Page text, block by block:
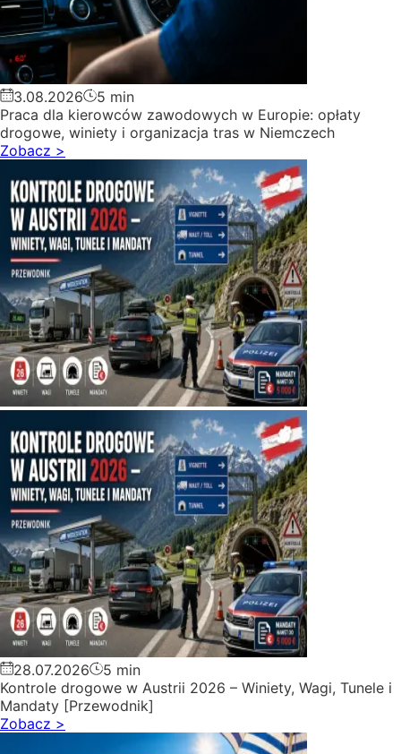
3.08.2026
5 min
Praca dla kierowców zawodowych w Europie: opłaty
drogowe, winiety i organizacja tras w Niemczech
Zobacz >
28.07.2026
5 min
Kontrole drogowe w Austrii 2026 – Winiety, Wagi, Tunele i
Mandaty [Przewodnik]
Zobacz >